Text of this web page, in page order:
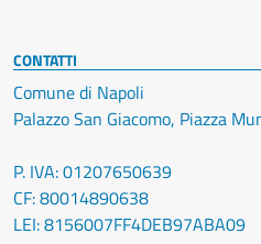
CONTATTI
Comune di Napoli
Palazzo San Giacomo, Piazza
P. IVA: 01207650639
CF: 80014890638
LEI: 8156007FF4DEB97ABA09